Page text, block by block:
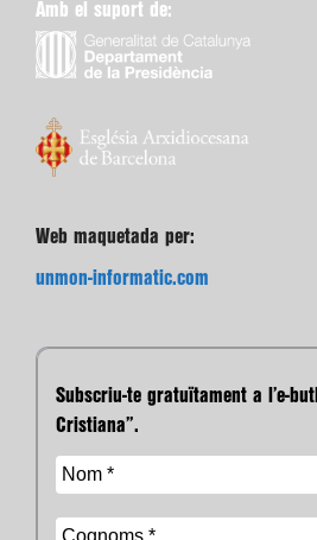
Amb el suport de:
Web maquetada per:
unmon-informatic.com
Subscriu-te gratuïtament a l’e-
Cristiana”.